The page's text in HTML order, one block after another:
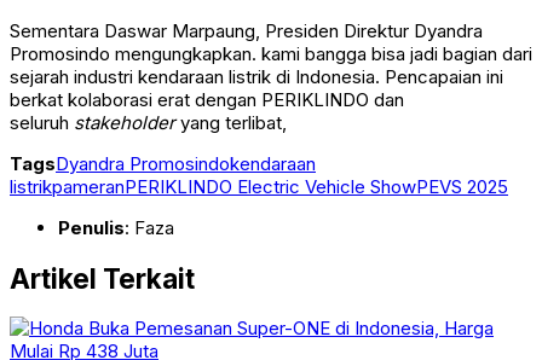
Sementara Daswar Marpaung, Presiden Direktur Dyandra
Promosindo mengungkapkan. kami bangga bisa jadi bagian dari
sejarah industri kendaraan listrik di Indonesia. Pencapaian ini
berkat kolaborasi erat dengan PERIKLINDO dan
seluruh stakeholderyang terlibat,
TagsDyandra Promosindokendaraan
listrikpameranPERIKLINDO Electric Vehicle ShowPEVS 2025
Penulis: Faza
Artikel Terkait